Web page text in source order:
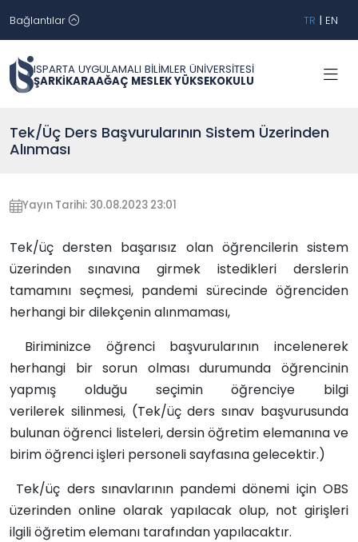
Bağlantılar TR | EN
ISPARTA UYGULAMALI BİLİMLER ÜNİVERSİTESİ
ŞARKİKARAAĞAÇ MESLEK YÜKSEKOKULU
Tek/Üç Ders Başvurularının Sistem Üzerinden
Alınması
Yayın Tarihi: 30.08.2023 23:01
Tek/üç dersten başarısız olan öğrencilerin sistem
üzerinden sınavına girmek istedikleri derslerin
tamamını seçmesi, pandemi sürecinde öğrenciden
herhangi bir dilekçenin alınmaması,
Biriminizce öğrenci başvurularının incelenerek
herhangi bir sorun olması durumunda öğrencinin
yapmış olduğu seçimin öğrenciye bilgi
verilerek silinmesi, (Tek/üç ders sınav başvurusunda
bulunan öğrenci listeleri, dersin öğretim elemanına ve
birim öğrenci işleri personeli sayfasına gelecektir.)
Tek/üç ders sınavlarının pandemi dönemi için OBS
üzerinden online olarak yapılacak olup, not girişleri
ilgili öğretim elemanı tarafından yapılacaktır.